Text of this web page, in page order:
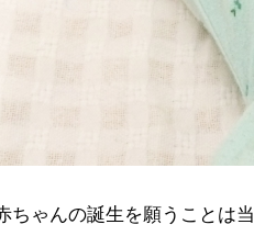
ちゃんの誕生を願うことは当